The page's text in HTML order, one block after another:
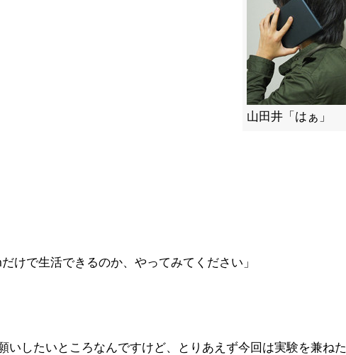
山田井「はぁ」
けで生活できるのか、やってみてください」
いしたいところなんですけど、とりあえず今回は実験を兼ねた